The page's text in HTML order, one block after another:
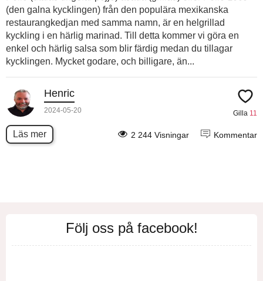
(den galna kycklingen) från den populära mexikanska
restaurangkedjan med samma namn, är en helgrillad
kyckling i en härlig marinad. Till detta kommer vi göra en
enkel och härlig salsa som blir färdig medan du tillagar
kycklingen. Mycket godare, och billigare, än...
Henric
2024-05-20 Gilla 11
Läs mer Kommentar
2 244 Visningar
Följ oss på facebook!